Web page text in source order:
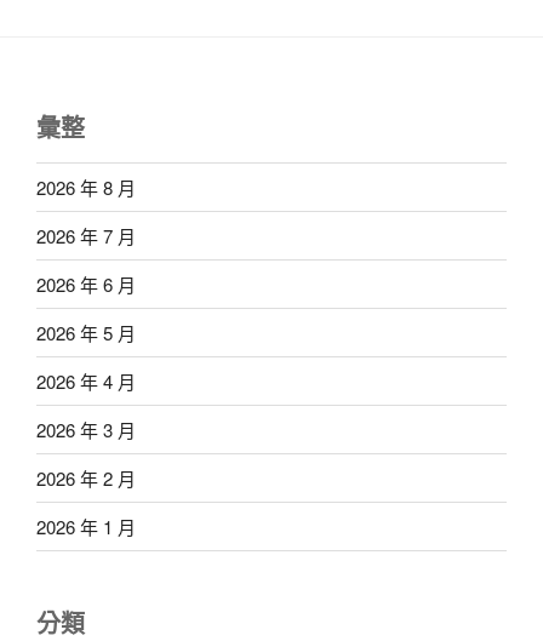
彙整
2026 年 8 月
2026 年 7 月
2026 年 6 月
2026 年 5 月
2026 年 4 月
2026 年 3 月
2026 年 2 月
2026 年 1 月
分類